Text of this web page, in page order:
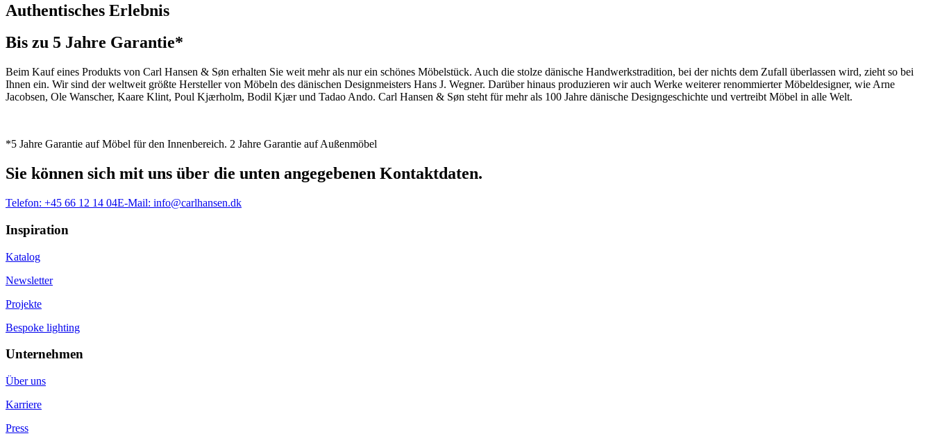
Authentisches Erlebnis
Bis zu 5 Jahre Garantie*
Beim Kauf eines Produkts von Carl Hansen & Søn erhalten Sie weit mehr als nur ein schönes Möbelstück. Auch die stolze dänische Handwerkstradition, bei der nichts dem Zufall überlassen wird, zieht so bei
Ihnen ein. Wir sind der weltweit größte Hersteller von Möbeln des dänischen Designmeisters Hans J. Wegner. Darüber hinaus produzieren wir auch Werke weiterer renommierter Möbeldesigner, wie Arne
Jacobsen, Ole Wanscher, Kaare Klint, Poul Kjærholm, Bodil Kjær und Tadao Ando. Carl Hansen & Søn steht für mehr als 100 Jahre dänische Designgeschichte und vertreibt Möbel in alle Welt.
*5 Jahre Garantie auf Möbel für den Innenbereich. 2 Jahre Garantie auf Außenmöbel
Sie können sich mit uns über die unten angegebenen Kontaktdaten.
Telefon: +45 66 12 14 04E-Mail: info@carlhansen.dk
Inspiration
Katalog
Newsletter
Projekte
Bespoke lighting
Unternehmen
Über uns
Karriere
Press